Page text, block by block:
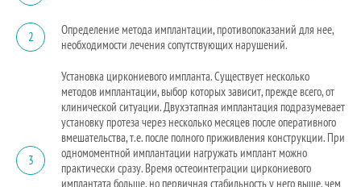
2
Определение метода имплантации, противопоказаний для нее,
необходимости лечения сопутствующих нарушений.
3
Установка циркониевого импланта. Существует несколько
методов имплантации, выбор которых зависит, прежде всего, от
клинической ситуации. Двухэтапная имплантация подразумевает
установку протеза через несколько месяцев после оперативного
вмешательства, т.е. после полного приживления конструкции. При
одномоментной имплантации нагружать имплант можно
практически сразу. Время остеоинтеграции циркониевого
имплантата больше, но первичная стабильность у него выше, чем